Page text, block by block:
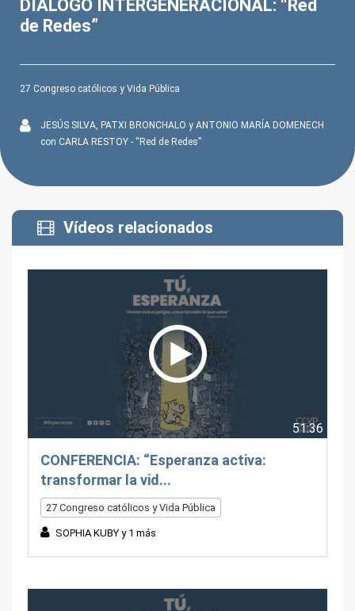
hour,
DIÁLOGO INTERGENERACIONAL: “Red
de Redes”
27 Congreso católicos y Vida Pública
JESÚS SILVA, PATXI BRONCHALO y ANTONIO MARÍA DOMENECH
con CARLA RESTOY - “Red de Redes”
Vídeos relacionados
51:36
CONFERENCIA: “Esperanza activa:
transformar la vid...
27 Congreso católicos y Vida Pública
SOPHIA KUBY y 1 más